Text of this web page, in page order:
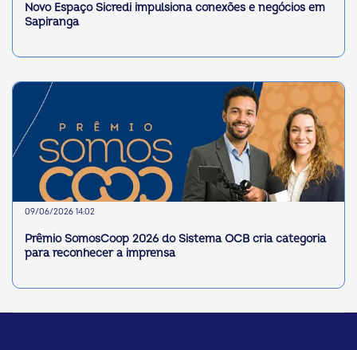
Novo Espaço Sicredi impulsiona conexões e negócios em
Sapiranga
09/06/2026 14:02
Prêmio SomosCoop 2026 do Sistema OCB cria categoria
para reconhecer a imprensa